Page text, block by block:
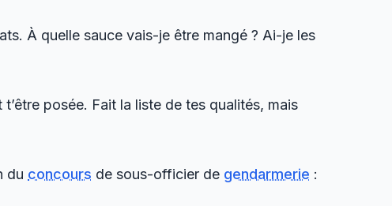
À quelle sauce vais-je être mangé ? Ai-je les
posée. Fait la liste de tes qualités, mais
du concours de sous-officier de gendarmerie :